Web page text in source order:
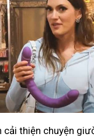
cải thiện chuyện